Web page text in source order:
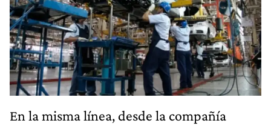
En la misma línea, desde la compañía